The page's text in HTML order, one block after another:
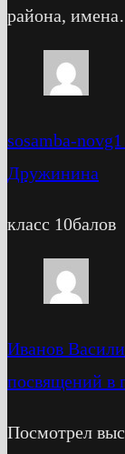
района,
sosamba-novg1
Дружинина
класс 10балов
Иванов
посвящений в
Посмотрел